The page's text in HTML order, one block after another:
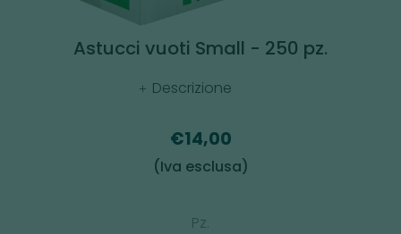
Astucci vuoti Small - 250 pz.
Descrizione
€14,00
(Iva esclusa)
Pz.